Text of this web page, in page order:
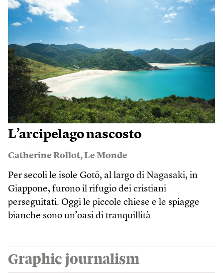
L’arcipelago nascosto
Catherine Rollot,Le Monde
Per secoli le isole Gotō, al largo di Nagasaki, in
Giappone, furono il rifugio dei cristiani
perseguitati. Oggi le piccole chiese e le spiagge
bianche sono un’oasi di tranquillità
Graphic journalism